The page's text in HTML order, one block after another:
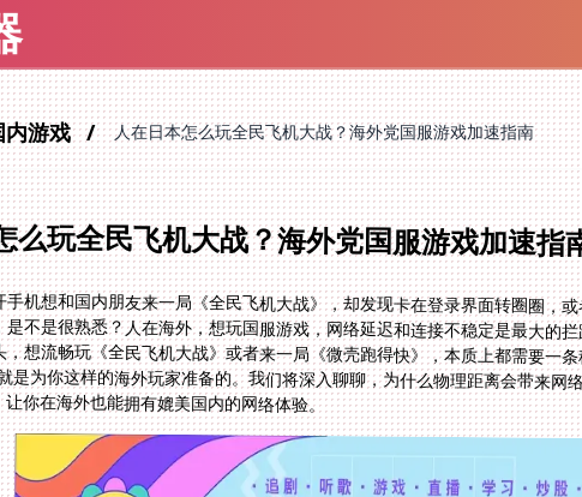
内游戏 人在日本怎么玩全民飞机大战？海外党国服游戏加速指南
么玩全民飞机大战？海外党国服游戏加速指
机想和国内朋友来一局《全民飞机大战》，却发现卡在登录界面转圈圈，
不是很熟悉？人在海外，想玩国服游戏，网络延迟和连接不稳定是最大的
想流畅玩《全民飞机大战》或者来一局《微壳跑得快》，本质上都需要一条
是为你这样的海外玩家准备的。我们将深入聊聊，为什么物理距离会带来网
你在海外也能拥有媲美国内的网络体验。